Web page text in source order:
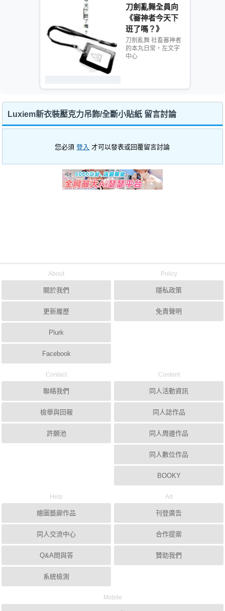
刀劍亂舞全員向
《審神者今天下
班了嗎？》
刀劍亂舞 社畜審神者
的本丸日常，左文字
中心
Luxiem新衣裝壓克力吊飾/全斷小貼紙 留言討論
您必須登入 才可以發表或回覆留言討論
About
關於我們
更新履歷
Plurk
Facebook
Policy
隱私政策
免責聲明
Contact
聯絡我們
檢舉與回報
許願池
Content
同人活動資訊
同人誌作品
同人周邊作品
同人數位作品
BOOKY
Help
繪圖藝廊作品
同人交流中心
Q&A問與答
系統檢測
Ad
刊登廣告
合作提案
贊助我們
Mobile